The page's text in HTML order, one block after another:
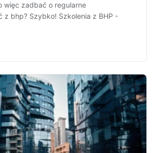
więc zadbać o regularne
z bhp? Szybko! Szkolenia z BHP -